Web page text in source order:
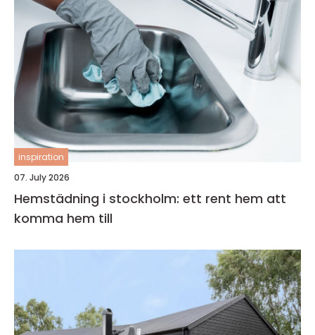
inspiration
07. July 2026
Hemstädning i stockholm: ett rent hem att
komma hem till